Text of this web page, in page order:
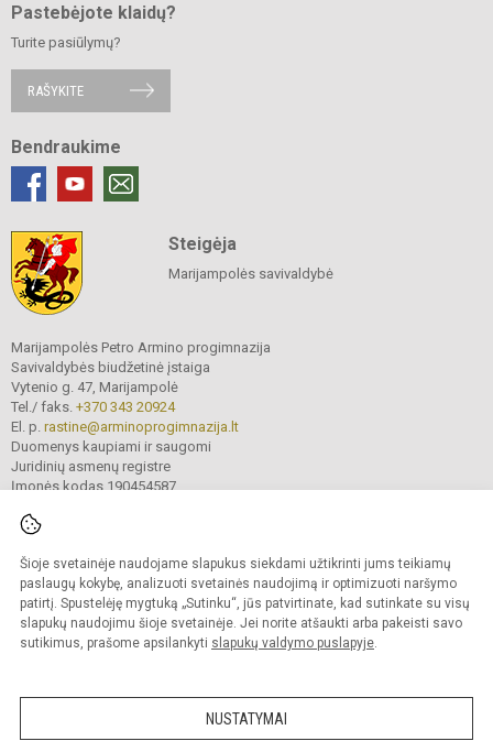
Šioje svetainėje naudojame slapukus siekdami užtikrinti jums teikiamų
paslaugų kokybę, analizuoti svetainės naudojimą ir optimizuoti naršymo
patirtį. Spustelėję mygtuką „Sutinku“, jūs patvirtinate, kad sutinkate su visų
slapukų naudojimu šioje svetainėje. Jei norite atšaukti arba pakeisti savo
sutikimus, prašome apsilankyti slapukų valdymo puslapyje.
NUSTATYMAI
Pastebėjote klaidų?
Turite pasiūlymų?
RAŠYKITE
Bendraukime
Steigėja
Marijampolės savivaldybė
Marijampolės Petro Armino progimnazija
Savivaldybės biudžetinė įstaiga
Vytenio g. 47, Marijampolė
Tel./ faks. +370 343 20924
El. p. rastine@arminoprogimnazija.lt
Duomenys kaupiami ir saugomi
Juridinių asmenų registre
Įmonės kodas 190454587
© 2026. Marijampolės Petro Armino progimnazija. Visos teisės saugomos.
Kopijuoti turinį be raštiško įstaigos administracijos sutikimo griežtai draudžiama.
Prieinamumo paraiška Slapukų valdymas
Sumanus būdas atnaujinti